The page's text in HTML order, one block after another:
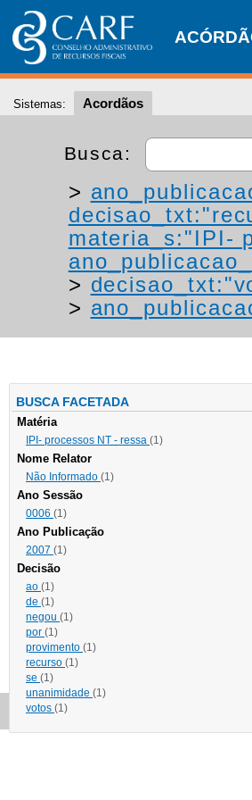
Sistemas: Acordãos
Busca:
>
materia_s:"IPI-
>
>
BUSCA FACETADA
Matéria
IPI- processos NT - ressa (1)
Nome Relator
Não Informado (1)
Ano Sessão
0006 (1)
Ano Publicação
2007 (1)
Decisão
ao (1)
de (1)
negou (1)
por (1)
provimento (1)
recurso (1)
se (1)
unanimidade (1)
votos (1)